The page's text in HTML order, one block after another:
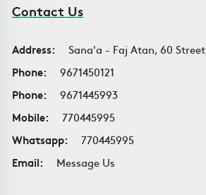
Contact Us
Address:
Sana'a - Faj Atan, 60 Street
Phone:
9671450121
Phone:
9671445993
Mobile:
770445995
Whatsapp:
770445995
Email:
Message Us